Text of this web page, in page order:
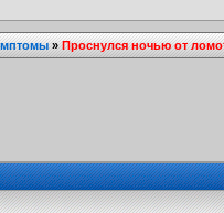
»Проснулся ночью от